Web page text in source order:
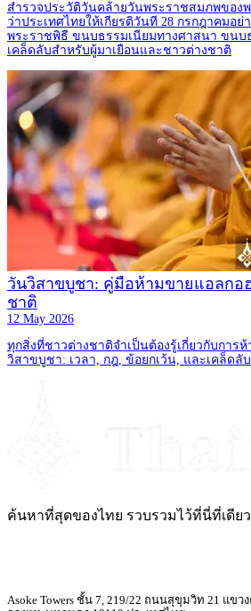
สำรวจประวัติวันคล้ายวันพระราชสมภพของ
ว่าประเทศไทยให้เกียรติวันที 28 กรกฎาคมอย่
พระราชพิธี ขนบธรรมเนียมทางศาสนา ขนบ
เคล็ดลับสำหรับผู้มาเยือนและชาวต่างชาติ
วันวิสาขบูชา: คู่มือห้ามขายแอลกอ
ชาติ
12 May 2026
ทุกสิ่งที่ชาวต่างชาติจำเป็นต้องรู้เกี่ยวกับการ
วิสาขบูชา: เวลา, กฎ, ข้อยกเว้น, และเคล็ดลั
ค้นหาที่สุดของไทย รวบรวมไว้ที่นี่ที่เดียว
Asoke Towers ชั้น 7, 219/22 ถนนสุขุมวิท 21 แขว